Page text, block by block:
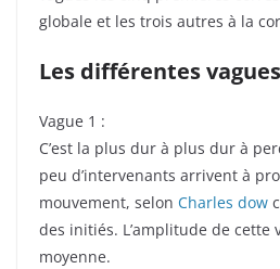
globale et les trois autres à la
Les différentes
Vague 1 :
C’est la plus dur à plus dur à
peu d’intervenants arrivent à
mouvement, selon Charles dow
des initiés. L’amplitude de cette
moyenne.